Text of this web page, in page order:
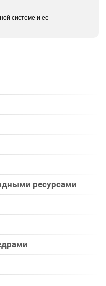
системе и ее
ресурсами